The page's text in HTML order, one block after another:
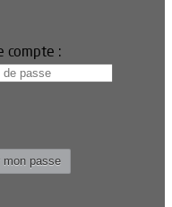
compte :